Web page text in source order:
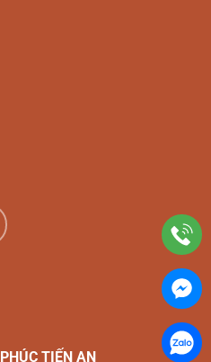
PHÚC TIẾN AN